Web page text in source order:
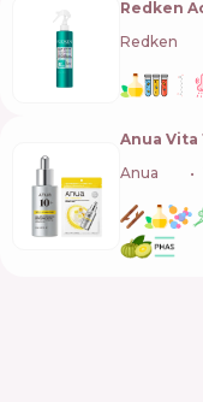
Redken
Redken
Anua
Anua